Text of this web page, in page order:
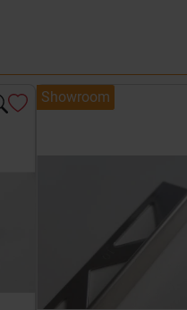
Showroom